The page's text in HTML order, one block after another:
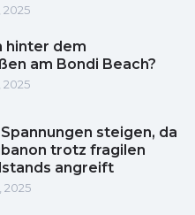
2025
hinter dem
am Bondi Beach?
2025
steigen, da
trotz fragilen
angreift
2025